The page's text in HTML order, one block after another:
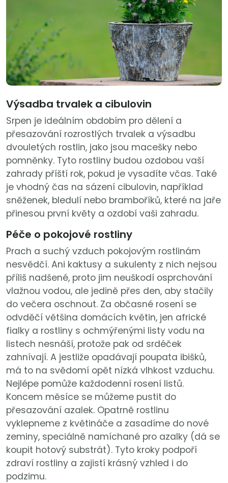
Výsadba trvalek a cibulovin
Srpen je ideálním obdobím pro dělení a
přesazování rozrostlých trvalek a výsadbu
dvouletých rostlin, jako jsou macešky nebo
pomněnky. Tyto rostliny budou ozdobou vaší
zahrady příští rok, pokud je vysadíte včas. Také
je vhodný čas na sázení cibulovin, například
sněženek, bledulí nebo bramboříků, které na jaře
přinesou první květy a ozdobí vaši zahradu.
Péče o pokojové rostliny
Prach a suchý vzduch pokojovým rostlinám
nesvědčí. Ani kaktusy a sukulenty z nich nejsou
příliš nadšené, proto jim neuškodí osprchování
vlažnou vodou, ale jedině přes den, aby stačily
do večera oschnout. Za občasné rosení se
odvděčí většina domácích květin, jen africké
fialky a rostliny s ochmýřenými listy vodu na
listech nesnáší, protože pak od srdéček
zahnívají. A jestliže opadávají poupata ibišků,
má to na svědomí opět nízká vlhkost vzduchu.
Nejlépe pomůže každodenní rosení listů.
Koncem měsíce se můžeme pustit do
přesazování azalek. Opatrně rostlinu
vyklepneme z květináče a zasadíme do nové
zeminy, speciálně namíchané pro azalky (dá se
koupit hotový substrát). Tyto kroky podpoří
zdraví rostliny a zajistí krásný vzhled i do
podzimu.